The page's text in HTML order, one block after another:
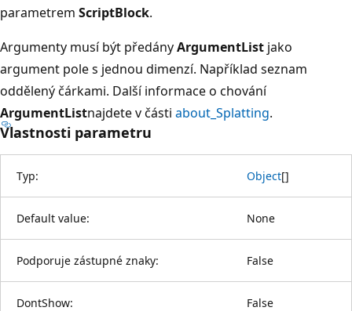
parametrem ScriptBlock.
Argumenty musí být předányArgumentList jako
argument pole s jednou dimenzí. Například seznam
oddělený čárkami. Další informace o chování
ArgumentListnajdete v části about_Splatting.
Vlastnosti parametru
Typ: Object[]
Default value: None
Podporuje zástupné znaky: False
DontShow: False